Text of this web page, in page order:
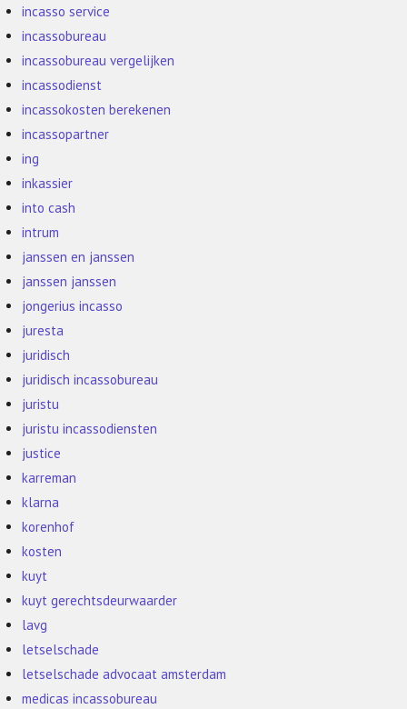
incasso service
incassobureau
incassobureau vergelijken
incassodienst
incassokosten berekenen
incassopartner
ing
inkassier
into cash
intrum
janssen en janssen
janssen janssen
jongerius incasso
juresta
juridisch
juridisch incassobureau
juristu
juristu incassodiensten
justice
karreman
klarna
korenhof
kosten
kuyt
kuyt gerechtsdeurwaarder
lavg
letselschade
letselschade advocaat amsterdam
medicas incassobureau